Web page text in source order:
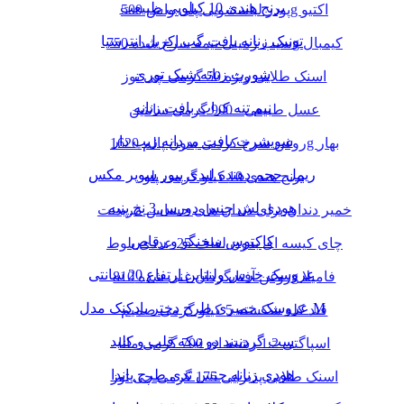
پودر لباسشویی پلی واش 500g اکتیو
سیب زمینی نیمه سرخ شده 750g کیمبال
اسنک طلایی ویژه 50 گرمی چی توز
عسل طبیعی - 900 گرمی سانتین
روغن سرخ کردنی بدون پالم 1620g بهار
برنج هندی 10 کیلو گرمی پلو
خمیر دندان برای دندان های حساس مریدنت
چای کیسه ای بدون لفاف 25 عددی بلوط
روغن آفتابگردان غنی شده 810g فامیلا
قند کله شکسته 5 کیلو گرمی صمیم
اسپاگتی 1.2 رشته ای 700 گرمی مانا
اسنک طلایی پذیرایی 175 گرمی چی توز
برنج هندی 10 کیلویی طبیعت
تونیک زنانه بافت گپ اکریل انترسیا
شورت زنانه شیک توری
نیم تنه کراپ بافت زنانه
سویشرت بافت مردانه زیپ دار
ریمل حجم دهنده لیدی پیور سوپر مکس
هودی لش جنس دورس 3 نخ پنبه
کاکتوس سخنگو و رقاص
عروسک خرس ولنتاین ارتفاع 20 سانتی
عروسک خمیری طرح دختر بادکنک مدل M
ست گردنبند دو تیکه قلب و کلید
هودی زنانه جنس تدی طرح پاندا